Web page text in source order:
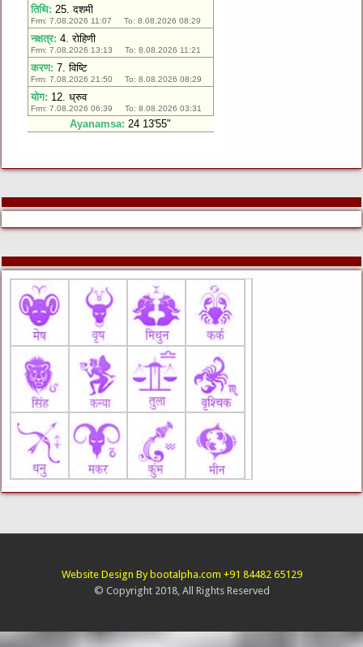
Website Design By bootalpha.com +91 84482 65129
© Copyright 2018, All Rights Reserved